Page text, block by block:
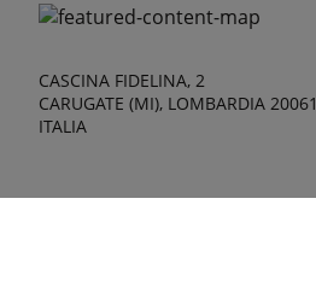
CASCINA FIDELINA, 2
CARUGATE (MI), LOMBARDIA 20061
ITALIA